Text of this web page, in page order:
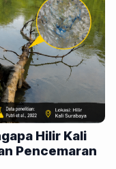
Hilir Kali
Pencemaran